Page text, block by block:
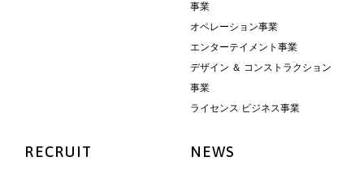
事業
オペレーション事業
エンターテイメント事業
デザイン ＆ コンストラクション
事業
ライセンス ビジネス事業
RECRUIT NEWS